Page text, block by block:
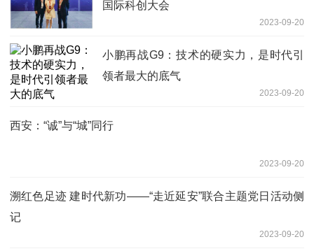
国际科创大会
2023-09-20
小鹏再战G9：技术的硬实力，是时代引
领者最大的底气
2023-09-20
西安：“诚”与“城”同行
2023-09-20
溯红色足迹 建时代新功——“走近延安”联合主题党日活动侧
记
2023-09-20